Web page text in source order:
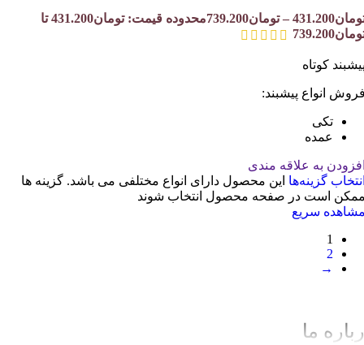
431.200
– تومان739.200
محدوده قیمت: تومان431.200 تا
کوتاه
انواع پیشبند:
تکی
عمده
به علاقه مندی
گزینه‌ها این محصول دارای انواع مختلفی می باشد. گزینه ها
است در صفحه محصول انتخاب شوند
سریع
1
2
→
ما